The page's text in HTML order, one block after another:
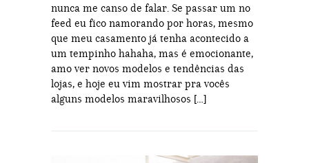
nunca me canso de falar. Se passar um no
feed eu fico namorando por horas, mesmo
que meu casamento já tenha acontecido a
um tempinho hahaha, mas é emocionante,
amo ver novos modelos e tendências das
lojas, e hoje eu vim mostrar pra vocês
alguns modelos maravilhosos […]